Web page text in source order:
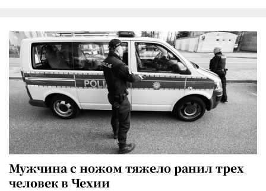
Мужчина с ножом тяжело ранил трех
человек в Чехии